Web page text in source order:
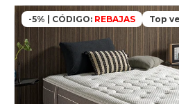
-5% | CÓDIGO: REBAJAS Top